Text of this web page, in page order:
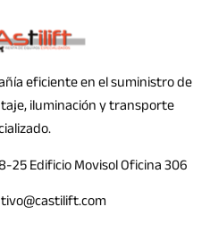
eficiente en el suministro de
iluminación y transporte
25 Edificio Movisol Oficina 306